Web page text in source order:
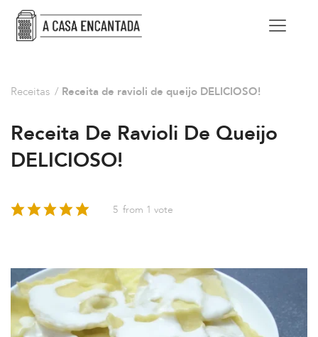
Receitas / Receita de ravioli de queijo DELICIOSO!
Receita De Ravioli De Queijo
DELICIOSO!
5 from 1 vote